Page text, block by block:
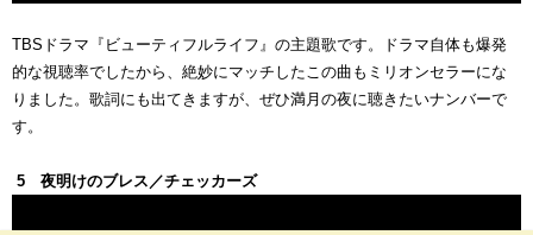
TBSドラマ『ビューティフルライフ』の主題歌です。ドラマ自体も爆発
的な視聴率でしたから、絶妙にマッチしたこの曲もミリオンセラーにな
りました。歌詞にも出てきますが、ぜひ満月の夜に聴きたいナンバーで
す。
5 夜明けのブレス／チェッカーズ